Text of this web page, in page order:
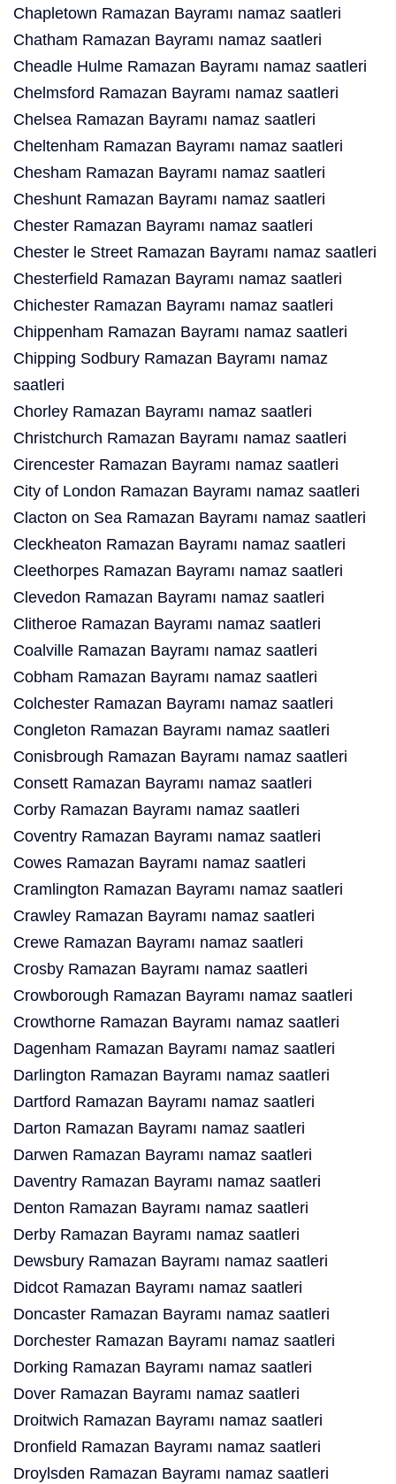
Chapletown Ramazan Bayramı namaz saatleri
Chatham Ramazan Bayramı namaz saatleri
Cheadle Hulme Ramazan Bayramı namaz saatleri
Chelmsford Ramazan Bayramı namaz saatleri
Chelsea Ramazan Bayramı namaz saatleri
Cheltenham Ramazan Bayramı namaz saatleri
Chesham Ramazan Bayramı namaz saatleri
Cheshunt Ramazan Bayramı namaz saatleri
Chester Ramazan Bayramı namaz saatleri
Chester le Street Ramazan Bayramı namaz saatleri
Chesterfield Ramazan Bayramı namaz saatleri
Chichester Ramazan Bayramı namaz saatleri
Chippenham Ramazan Bayramı namaz saatleri
Chipping Sodbury Ramazan Bayramı namaz
saatleri
Chorley Ramazan Bayramı namaz saatleri
Christchurch Ramazan Bayramı namaz saatleri
Cirencester Ramazan Bayramı namaz saatleri
City of London Ramazan Bayramı namaz saatleri
Clacton on Sea Ramazan Bayramı namaz saatleri
Cleckheaton Ramazan Bayramı namaz saatleri
Cleethorpes Ramazan Bayramı namaz saatleri
Clevedon Ramazan Bayramı namaz saatleri
Clitheroe Ramazan Bayramı namaz saatleri
Coalville Ramazan Bayramı namaz saatleri
Cobham Ramazan Bayramı namaz saatleri
Colchester Ramazan Bayramı namaz saatleri
Congleton Ramazan Bayramı namaz saatleri
Conisbrough Ramazan Bayramı namaz saatleri
Consett Ramazan Bayramı namaz saatleri
Corby Ramazan Bayramı namaz saatleri
Coventry Ramazan Bayramı namaz saatleri
Cowes Ramazan Bayramı namaz saatleri
Cramlington Ramazan Bayramı namaz saatleri
Crawley Ramazan Bayramı namaz saatleri
Crewe Ramazan Bayramı namaz saatleri
Crosby Ramazan Bayramı namaz saatleri
Crowborough Ramazan Bayramı namaz saatleri
Crowthorne Ramazan Bayramı namaz saatleri
Dagenham Ramazan Bayramı namaz saatleri
Darlington Ramazan Bayramı namaz saatleri
Dartford Ramazan Bayramı namaz saatleri
Darton Ramazan Bayramı namaz saatleri
Darwen Ramazan Bayramı namaz saatleri
Daventry Ramazan Bayramı namaz saatleri
Denton Ramazan Bayramı namaz saatleri
Derby Ramazan Bayramı namaz saatleri
Dewsbury Ramazan Bayramı namaz saatleri
Didcot Ramazan Bayramı namaz saatleri
Doncaster Ramazan Bayramı namaz saatleri
Dorchester Ramazan Bayramı namaz saatleri
Dorking Ramazan Bayramı namaz saatleri
Dover Ramazan Bayramı namaz saatleri
Droitwich Ramazan Bayramı namaz saatleri
Dronfield Ramazan Bayramı namaz saatleri
Droylsden Ramazan Bayramı namaz saatleri